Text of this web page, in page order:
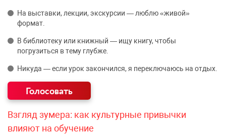
На выставки, лекции, экскурсии — люблю «живой»
формат.
В библиотеку или книжный — ищу книгу, чтобы
погрузиться в тему глубже.
Никуда — если урок закончился, я переключаюсь на отдых.
Взгляд зумера: как культурные привычки
влияют на обучение